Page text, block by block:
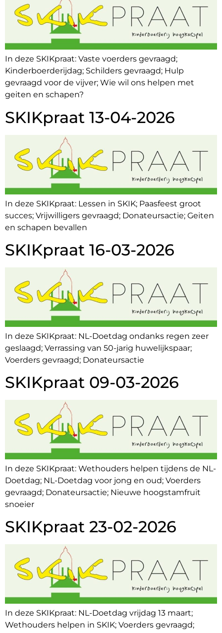
In deze SKIKpraat: Vaste voerders gevraagd;
Kinderboerderijdag; Schilders gevraagd; Hulp
gevraagd voor de vijver; Wie wil ons helpen met
geiten en schapen?
SKIKpraat 13-04-2026
In deze SKIKpraat: Lessen in SKIK; Paasfeest groot
succes; Vrijwilligers gevraagd; Donateursactie; Geiten
en schapen bevallen
SKIKpraat 16-03-2026
In deze SKIKpraat: NL-Doetdag ondanks regen zeer
geslaagd; Verrassing van 50-jarig huwelijkspaar;
Voerders gevraagd; Donateursactie
SKIKpraat 09-03-2026
In deze SKIKpraat: Wethouders helpen tijdens de NL-
Doetdag; NL-Doetdag voor jong en oud; Voerders
gevraagd; Donateursactie; Nieuwe hoogstamfruit
snoeier
SKIKpraat 23-02-2026
In deze SKIKpraat: NL-Doetdag vrijdag 13 maart;
Wethouders helpen in SKIK; Voerders gevraagd;